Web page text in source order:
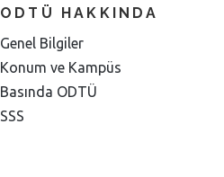
ODTÜ HAKKINDA
Genel Bilgiler
Konum ve Kampüs
Basında ODTÜ
SSS